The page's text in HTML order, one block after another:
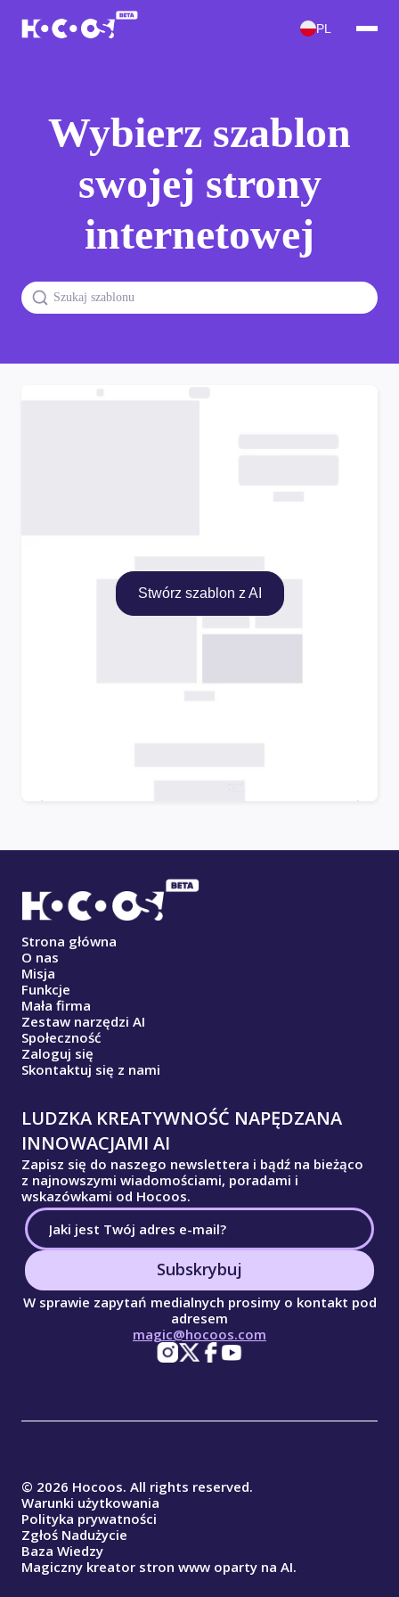
PL
Wybierz szablon
swojej strony
internetowej
Stwórz szablon z AI
Strona główna
O nas
Misja
Funkcje
Mała firma
Zestaw narzędzi AI
Społeczność
Zaloguj się
Skontaktuj się z nami
LUDZKA KREATYWNOŚĆ NAPĘDZANA
INNOWACJAMI AI
Zapisz się do naszego newslettera i bądź na bieżąco
z najnowszymi wiadomościami, poradami i
wskazówkami od Hocoos.
Subskrybuj
W sprawie zapytań medialnych prosimy o kontakt pod
adresem
magic@hocoos.com
© 2026 Hocoos. All rights reserved.
Warunki użytkowania
Polityka prywatności
Zgłoś Nadużycie
Baza Wiedzy
Magiczny kreator stron www oparty na AI.